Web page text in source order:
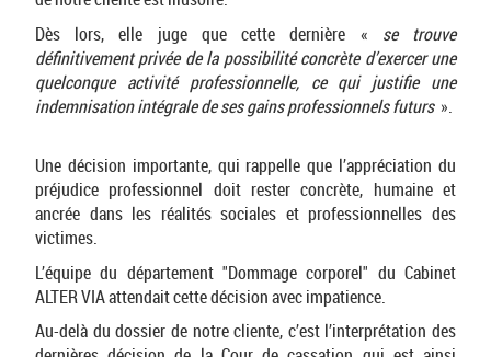
Dès lors, elle juge que cette dernière « se trouve
définitivement privée de la possibilité concrète d’exercer une
quelconque activité professionnelle, ce qui justifie une
indemnisation intégrale de ses gains professionnels futurs ».
Une décision importante, qui rappelle que l’appréciation du
préjudice professionnel doit rester concrète, humaine et
ancrée dans les réalités sociales et professionnelles des
victimes.
L’équipe du département "Dommage corporel" du Cabinet
ALTER VIA attendait cette décision avec impatience.
Au-delà du dossier de notre cliente, c’est l’interprétation des